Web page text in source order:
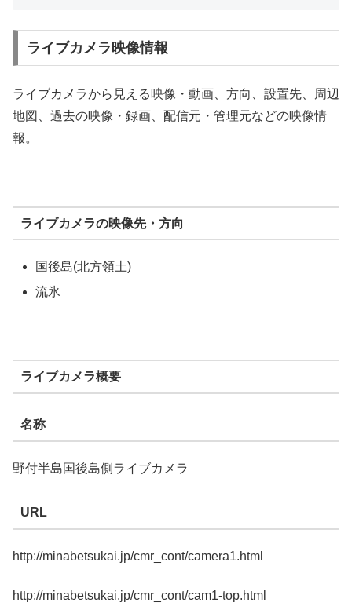
ライブカメラ映像情報
ライブカメラから見える映像・動画、方向、設置先、周辺
地図、過去の映像・録画、配信元・管理元などの映像情
報。
ライブカメラの映像先・方向
国後島(北方領土)
流氷
ライブカメラ概要
名称
野付半島国後島側ライブカメラ
URL
http://minabetsukai.jp/cmr_cont/camera1.html
http://minabetsukai.jp/cmr_cont/cam1-top.html